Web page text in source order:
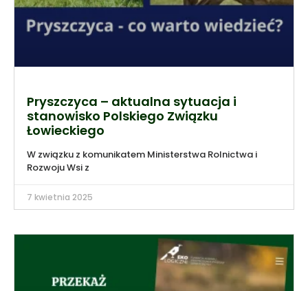
Pryszczyca – aktualna sytuacja i
stanowisko Polskiego Związku
Łowieckiego
W związku z komunikatem Ministerstwa Rolnictwa i
Rozwoju Wsi z
7 kwietnia 2025